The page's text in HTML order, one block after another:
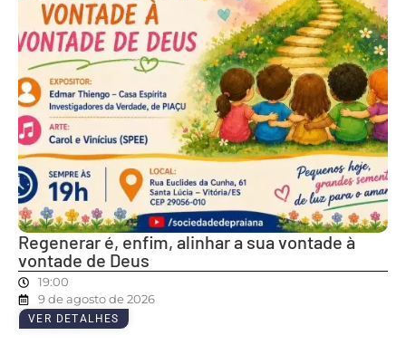
Regenerar é, enfim, alinhar a sua vontade à
vontade de Deus
19:00
9 de agosto de 2026
VER DETALHES